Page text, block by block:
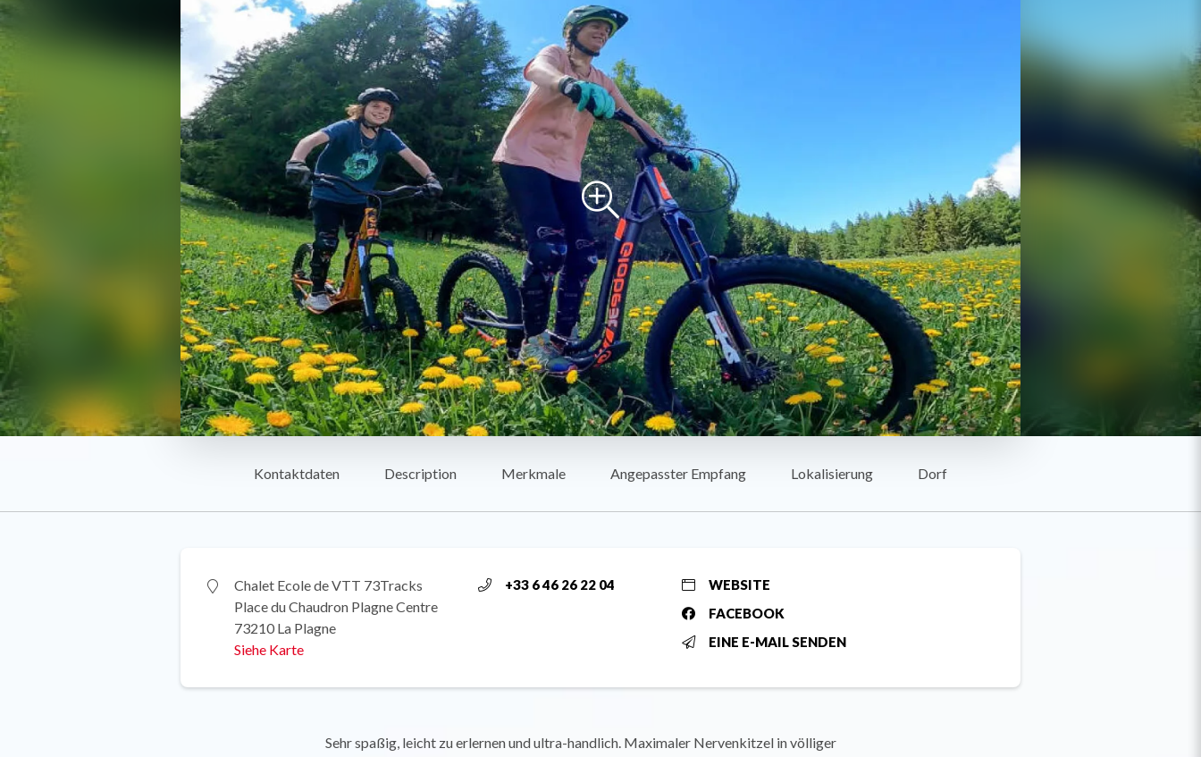
Kontaktdaten Description Merkmale Angepasster Empfang Lokalisierung Dorf
Chalet Ecole de VTT 73Tracks
Place du Chaudron Plagne Centre
73210 La Plagne
Siehe Karte
+33 6 46 26 22 04
WEBSITE
FACEBOOK
EINE E-MAIL SENDEN
Sehr spaßig, leicht zu erlernen und ultra-handlich. Maximaler Nervenkitzel in völliger